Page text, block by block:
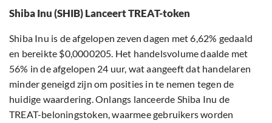
Shiba Inu (SHIB) Lanceert TREAT-token
Shiba Inu is de afgelopen zeven dagen met 6,62% gedaald
en bereikte $0,0000205. Het handelsvolume daalde met
56% in de afgelopen 24 uur, wat aangeeft dat handelaren
minder geneigd zijn om posities in te nemen tegen de
huidige waardering. Onlangs lanceerde Shiba Inu de
TREAT-beloningstoken, waarmee gebruikers worden